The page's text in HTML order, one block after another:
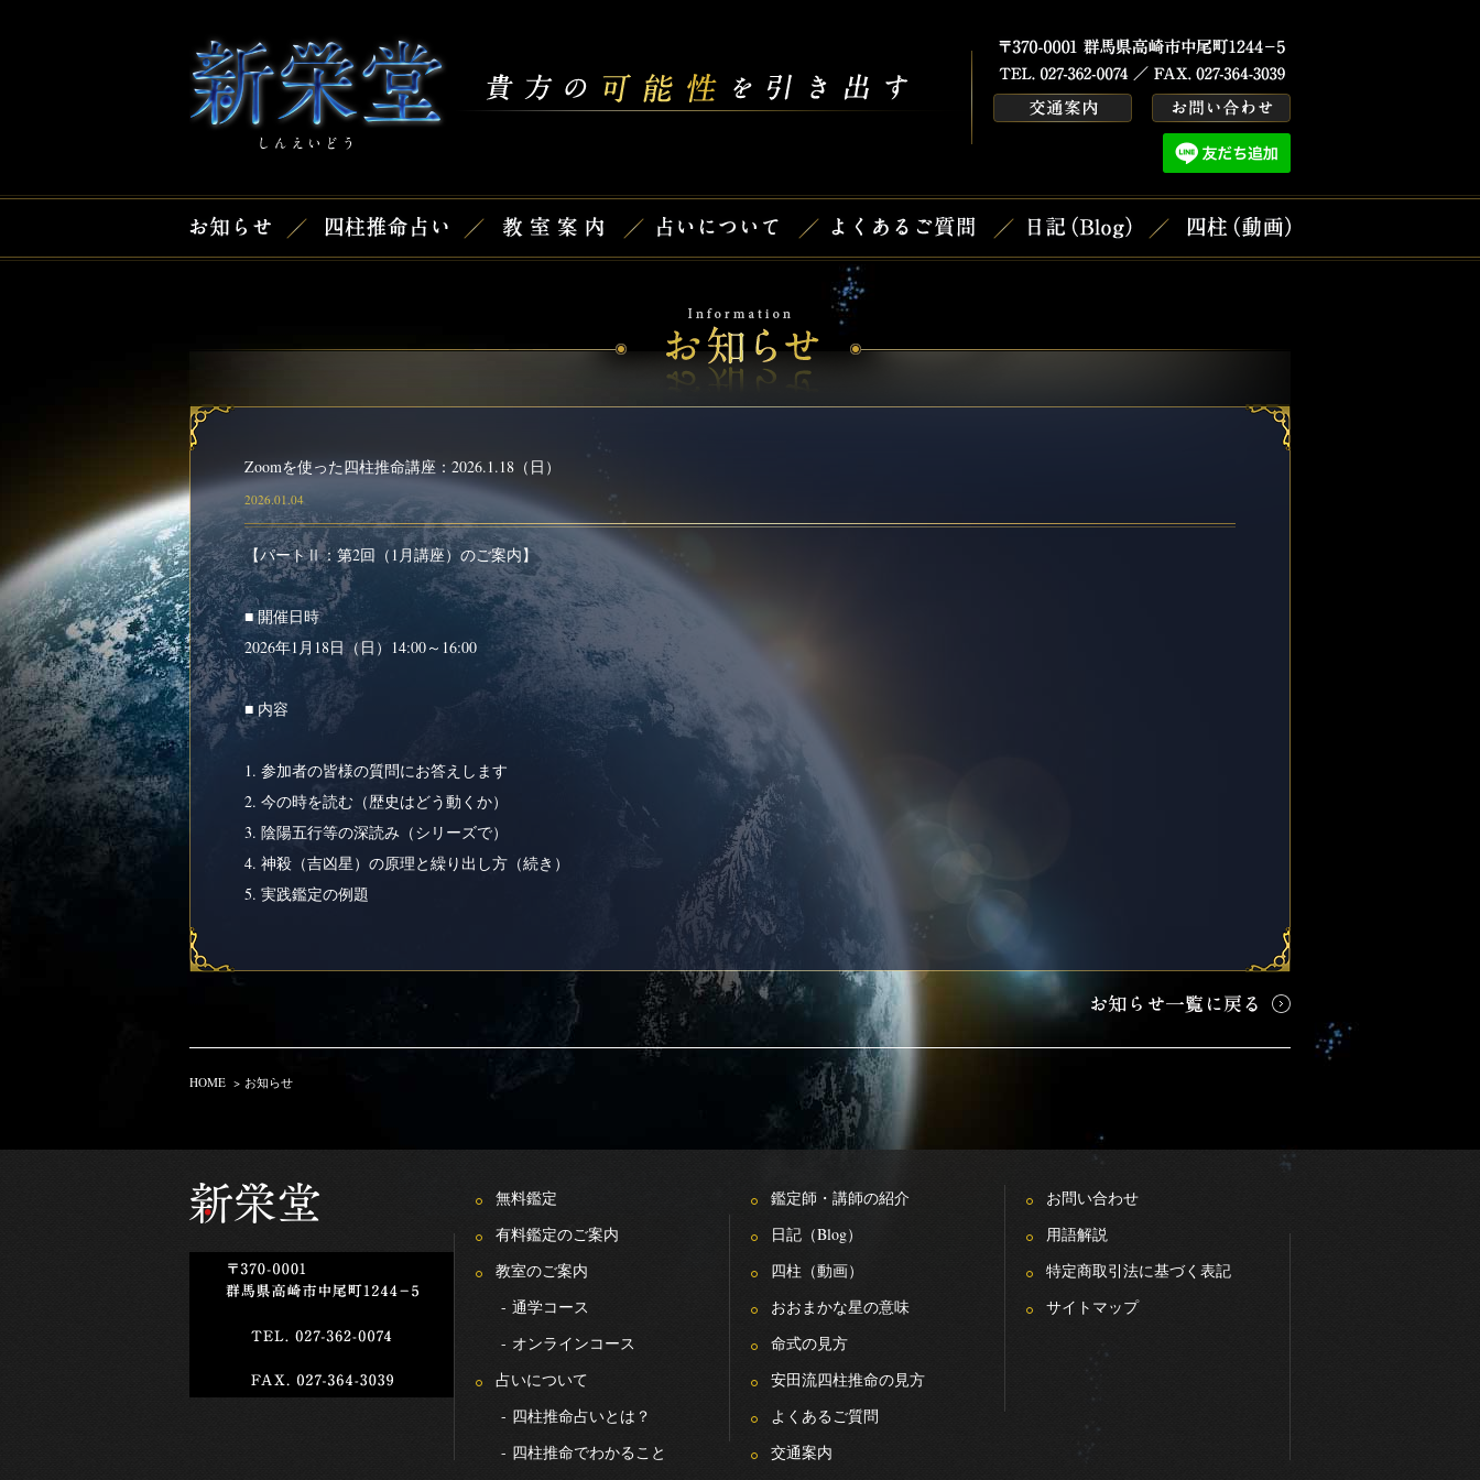
Zoomを使った四柱推命講座：2026.1.18（日）
2026.01.04
【パートⅡ：第2回（1月講座）のご案内】
■ 開催日時
2026年1月18日（日）14:00～16:00
■ 内容
1. 参加者の皆様の質問にお答えします
2. 今の時を読む（歴史はどう動くか）
3. 陰陽五行等の深読み（シリーズで）
4. 神殺（吉凶星）の原理と繰り出し方（続き）
5. 実践鑑定の例題
HOME > お知らせ
無料鑑定
有料鑑定のご案内
教室のご案内
- 通学コース
- オンラインコース
占いについて
- 四柱推命占いとは？
- 四柱推命でわかること
鑑定師・講師の紹介
日記（Blog）
四柱（動画）
おおまかな星の意味
命式の見方
安田流四柱推命の見方
よくあるご質問
交通案内
お問い合わせ
用語解説
特定商取引法に基づく表記
サイトマップ